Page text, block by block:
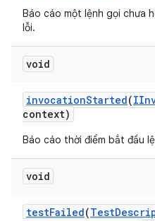
Báo cáo một lệnh gọi chưa
lỗi.
void
invocationStarted(
context)
Báo cáo thời điểm bắt đầu
void
testFailed(Test